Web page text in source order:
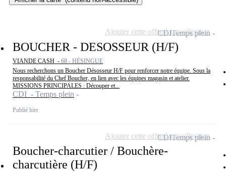
BOUCHER - DESOSSEUR (H/F)
VIANDE CASH - 68 - HÉSINGUE
Nous recherchons un Boucher Désosseur H/F pour renforcer notre équipe. Sous la
responsabilité du Chef Boucher, en lien avec les équipes magasin et atelier.
MISSIONS PRINCIPALES : Découper et...
CDI - Temps plein
Publié hier
CDITemps plein
Ajouter cette offre à ma sélection
Boucher-charcutier / Bouchère-
charcutière (H/F)
CDITemps plein
Ajouter cette offre à ma sélection